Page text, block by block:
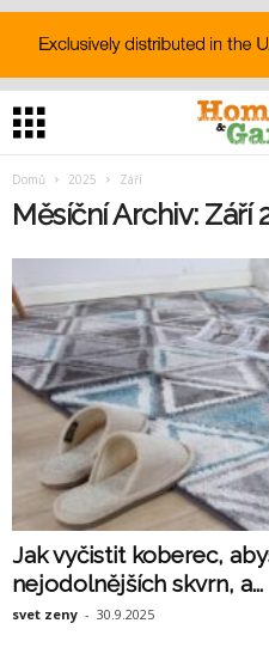
Domů 2025 Září
Měsíční Archiv: Září
Jak vyčistit koberec,
nejodolnějších skvrn, a...
svet zeny - 30.9.2025